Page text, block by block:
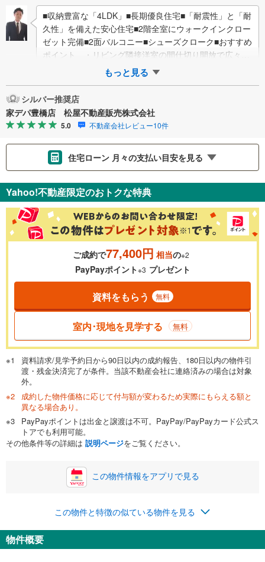
■収納豊富な「4LDK」■長期優良住宅■「耐震性」と「耐
久性」を備えた安心住宅■2階全室にウォークインクロー
ゼット完備■2面バルコニー■シューズクローク■おすすめ
ポイント ・リビング隣接洋室の間仕切り開放で広々空
間に ・非常用袋も…もっと見る
シルバー推奨店
家デパ豊橋店 松屋不動産販売株式会社
5.0 不動産会社レビュー10件
住宅ローン 月々の支払い目安を見る
金利 ％
0.01%
一般的には最長35年まで借り入れ可能です。多くの金融機関
が完済時の年齢は80歳までを条件としています。
閉じる
頭金 万円
0万円 2,580万円
自己資金から住宅購入にかけられる金額を入力してくださ
い。一般的には物件価格の2割までが目安です。
閉じる
ボーナス
万円
0円
ナス時の増額分（1回分）を入力してください。
ボーナス払いの限度額は金融機関によって異なります。
閉じる
月々の返済額
Yahoo!不動産限定のおトクな特典
ご成約で77,400円 相当の※2
PayPayポイント※3 プレゼント
資料をもらう 無料
室内･現地を見学する 無料
資料請求/見学予約日から90日以内の成約報告、180日以内の物件引
渡・残金決済完了が条件。当該不動産会社に連絡済みの場合は対象
外。
成約した物件価格に応じて付与額が変わるため実際にもらえる額と
異なる場合あり。
PayPayポイントは出金と譲渡は不可。PayPay/PayPayカード公式ス
トアでも利用可能。
その他条件等の詳細は 説明ページをご覧ください。
この物件情報をアプリで見る
この物件と特徴の似ている物件を見る
物件概要